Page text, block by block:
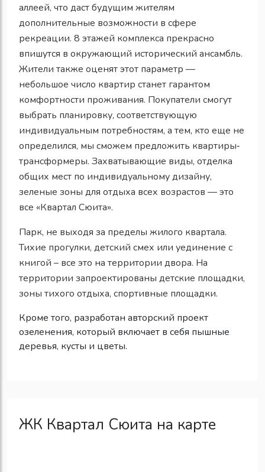
аллеей, что даст будущим жителям
дополнительные возможности в сфере
рекреации. 8 этажей комплекса прекрасно
впишутся в окружающий исторический ансамбль.
Жители также оценят этот параметр —
небольшое число квартир станет гарантом
комфортности проживания. Покупатели смогут
выбрать планировку, соответствующую
индивидуальным потребностям, а тем, кто еще не
определился, мы сможем предложить квартиры‐
трансформеры. Захватывающие виды, отделка
общих мест по индивидуальному дизайну,
зеленые зоны для отдыха всех возрастов — это
все «Квартал Сюита».
Парк, не выходя за пределы жилого квартала.
Тихие прогулки, детский смех или уединение с
книгой – все это на территории двора. На
территории запроектированы детские площадки,
зоны тихого отдыха, спортивные площадки.
Кроме того, разработан авторский проект
озеленения, который включает в себя пышные
деревья, кусты и цветы.
ЖК Квартал Сюита на карте